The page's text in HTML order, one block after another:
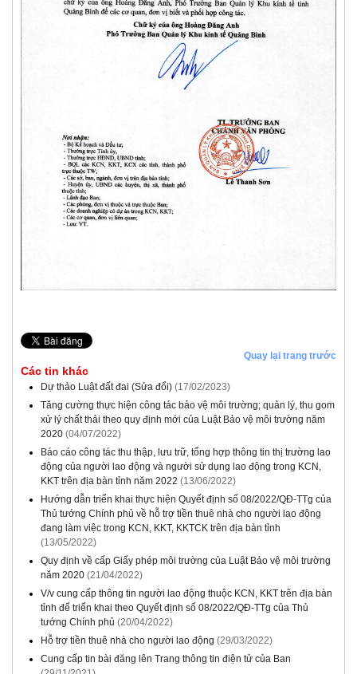
Quay lại trang trước
Các tin khác
Dự thảo Luật đất đai (Sửa đổi) (17/02/2023)
Tăng cường thực hiện công tác bảo vệ môi trường; quản lý, thu gom
xử lý chất thải theo quy định mới của Luật Bảo vệ môi trường năm
2020 (04/07/2022)
Báo cáo công tác thu thập, lưu trữ, tổng hợp thông tin thị trường lao
động của người lao động và người sử dụng lao động trong KCN,
KKT trên địa bàn tỉnh năm 2022 (13/06/2022)
Hướng dẫn triển khai thực hiện Quyết định số 08/2022/QĐ-TTg của
Thủ tướng Chính phủ về hỗ trợ tiền thuê nhà cho người lao động
đang làm việc trong KCN, KKT, KKTCK trên địa bàn tỉnh
(13/05/2022)
Quy định về cấp Giấy phép môi trường của Luật Bảo vệ môi trường
năm 2020 (21/04/2022)
V/v cung cấp thông tin người lao động thuộc KCN, KKT trên địa bàn
tỉnh để triển khai theo Quyết định số 08/2022/QĐ-TTg của Thủ
tướng Chính phủ (20/04/2022)
Hỗ trợ tiền thuê nhà cho người lao động (29/03/2022)
Cung cấp tin bài đăng lên Trang thông tin điện tử của Ban